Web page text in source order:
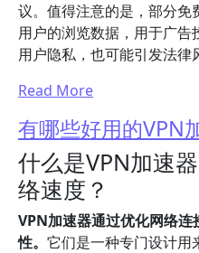
议。值得注意的是，部分免
用户的浏览数据，用于广
用户隐私，也可能引发法律
Read More
有哪些好用的VPN
什么是VPN加速
络速度？
VPN加速器通过优化网络
性。 它们是一种专门设计用